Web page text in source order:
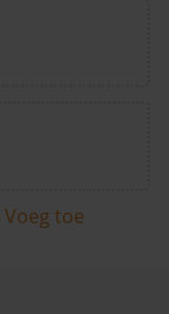
Voeg toe